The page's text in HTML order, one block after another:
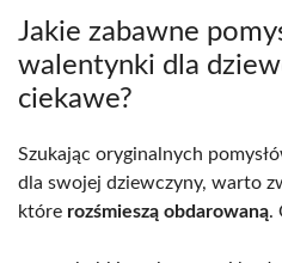
Jakie zabawne
walentynki dla
ciekawe?
Szukając oryginalnych
dla swojej dziewczyny, warto
które rozśmieszą obdarowaną.